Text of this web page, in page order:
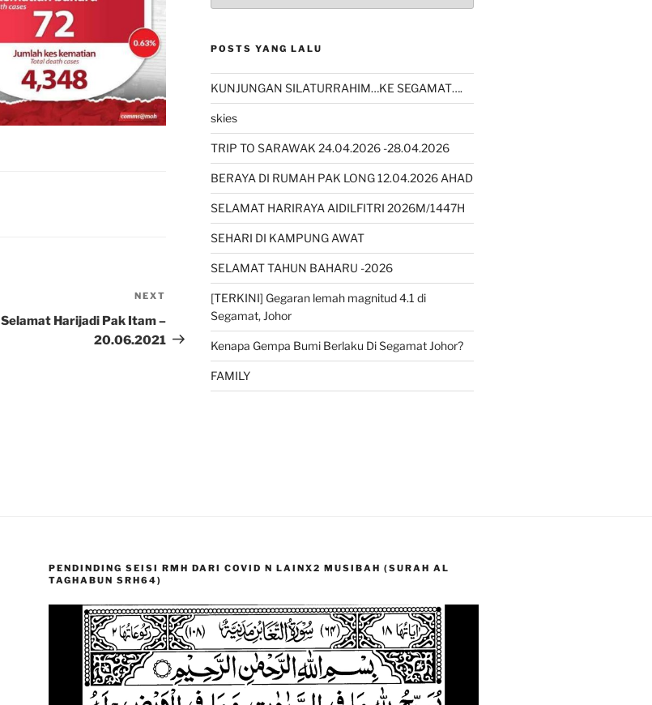
NEXT
Selamat Harijadi Pak Itam –
20.06.2021
POSTS YANG LALU
KUNJUNGAN SILATURRAHIM…KE SEGAMAT….
skies
TRIP TO SARAWAK 24.04.2026 -28.04.2026
BERAYA DI RUMAH PAK LONG 12.04.2026 AHAD
SELAMAT HARIRAYA AIDILFITRI 2026M/1447H
SEHARI DI KAMPUNG AWAT
SELAMAT TAHUN BAHARU -2026
[TERKINI] Gegaran lemah magnitud 4.1 di
Segamat, Johor
Kenapa Gempa Bumi Berlaku Di Segamat Johor?
FAMILY
PENDINDING SEISI RMH DARI COVID N LAINX2 MUSIBAH (SURAH AL
TAGHABUN SRH64)